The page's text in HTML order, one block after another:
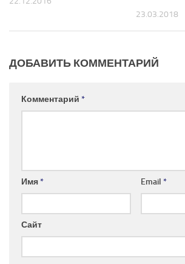
23.03.2018
ДОБАВИТЬ КОММЕНТАРИЙ
Комментарий *
Имя* Email *
Сайт